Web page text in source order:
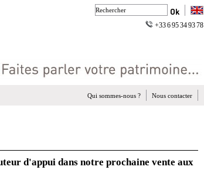
+33 6 95 34 93 78
Nous contacter
Qui sommes-nous ?
d'appui dans notre prochaine vente aux